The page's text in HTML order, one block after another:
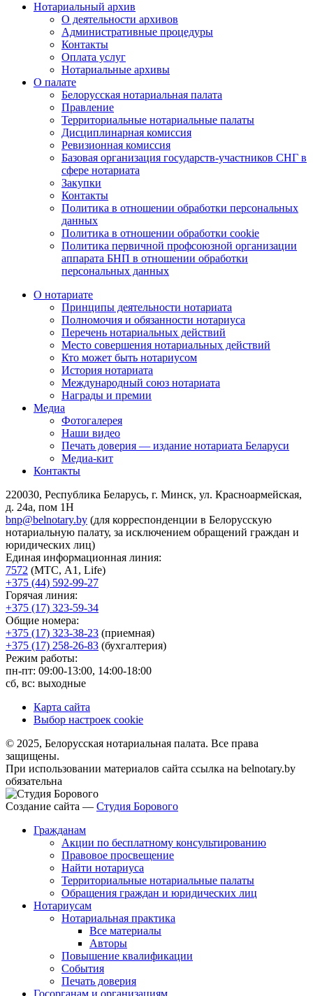
Нотариальный архив
О деятельности архивов
Административные процедуры
Контакты
Оплата услуг
Нотариальные архивы
О палате
Белорусская нотариальная палата
Правление
Территориальные нотариальные палаты
Дисциплинарная комиссия
Ревизионная комиссия
Базовая организация государств-участников СНГ в
сфере нотариата
Закупки
Контакты
Политика в отношении обработки персональных
данных
Политика в отношении обработки cookie
Политика первичной профсоюзной организации
аппарата БНП в отношении обработки
персональных данных
О нотариате
Принципы деятельности нотариата
Полномочия и обязанности нотариуса
Перечень нотариальных действий
Место совершения нотариальных действий
Кто может быть нотариусом
История нотариата
Международный союз нотариата
Награды и премии
Медиа
Фотогалерея
Наши видео
Печать доверия — издание нотариата Беларуси
Медиа-кит
Контакты
220030, Республика Беларусь, г. Минск, ул. Красноармейская,
д. 24а, пом 1Н
bnp@belnotary.by (для корреспонденции в Белорусскую
нотариальную палату, за исключением обращений граждан и
юридических лиц)
Единая информационная линия:
7572 (МТС, A1, Life)
+375 (44) 592-99-27
Горячая линия:
+375 (17) 323-59-34
Общие номера:
+375 (17) 323-38-23 (приемная)
+375 (17) 258-26-83 (бухгалтерия)
Режим работы:
пн-пт: 09:00-13:00, 14:00-18:00
сб, вс: выходные
Карта сайта
Выбор настроек cookie
© 2025, Белорусская нотариальная палата. Все права
защищены.
При использовании материалов сайта ссылка на belnotary.by
обязательна
Создание сайта — Студия Борового
Гражданам
Акции по бесплатному консультированию
Правовое просвещение
Найти нотариуса
Территориальные нотариальные палаты
Обращения граждан и юридических лиц
Нотариусам
Нотариальная практика
Все материалы
Авторы
Повышение квалификации
События
Печать доверия